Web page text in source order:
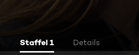
Staffel 1 Details